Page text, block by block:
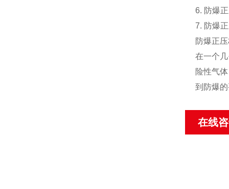
6. 防爆
7. 防爆
防爆正
在一个
险性气
到防爆
在线